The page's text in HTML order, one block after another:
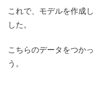
これで、モデルを作成
した。
こちらのデータをつか
う。